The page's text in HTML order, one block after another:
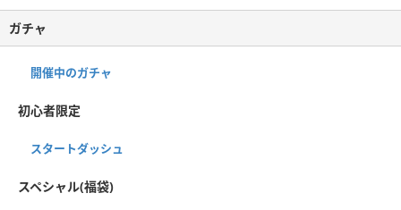
ガチャ
開催中のガチャ
初心者限定
スタートダッシュ
スペシャル(福袋)